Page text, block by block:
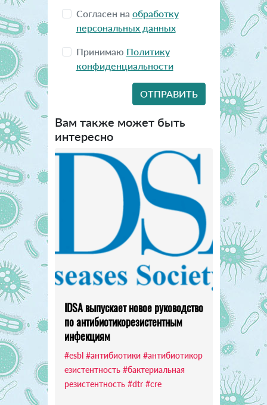
Согласен на обработку
персональных данных
Принимаю Политику
конфиденциальности
Вам также может быть
интересно
IDSA выпускает новое руководство
по антибиотикорезистентным
инфекциям
#esbl #антибиотики #антибиотикор
езистентность #бактериальная
резистентность #dtr #cre